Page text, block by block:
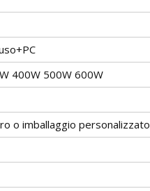
400W 500W 600W
o imballaggio personalizzato